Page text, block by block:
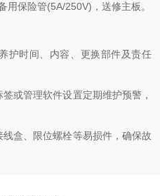
保险管(5A/250V)，送修主板。
时间、内容、更换部件及责任
管理软件设置定期维护预警，
盒、限位螺栓等易损件，确保故